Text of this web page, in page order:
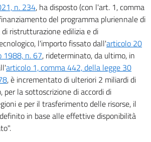
n. 234, ha disposto (con l'art. 1, comma
del programma pluriennale di
ristrutturazione edilizia e di
l'importo fissato dall'articolo 20
1988, n. 67, rideterminato, da ultimo, in
articolo 1, comma 442, della legge 30
, è incrementato di ulteriori 2 miliardi di
per la sottoscrizione di accordi di
e per il trasferimento delle risorse, il
in base alle effettive disponibilità